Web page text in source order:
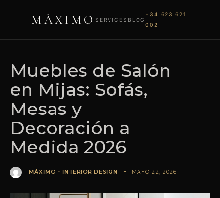
Muebles de Salón
en Mijas: Sofás,
Mesas y
Decoración a
Medida 2026
MÁXIMO - INTERIOR DESIGN MAYO 22, 2026
MÁXIMO SERVICES BLOG
+34 623 621
002